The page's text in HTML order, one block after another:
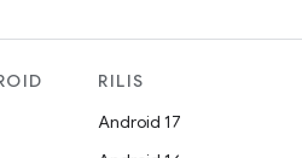
RILIS
Android 17